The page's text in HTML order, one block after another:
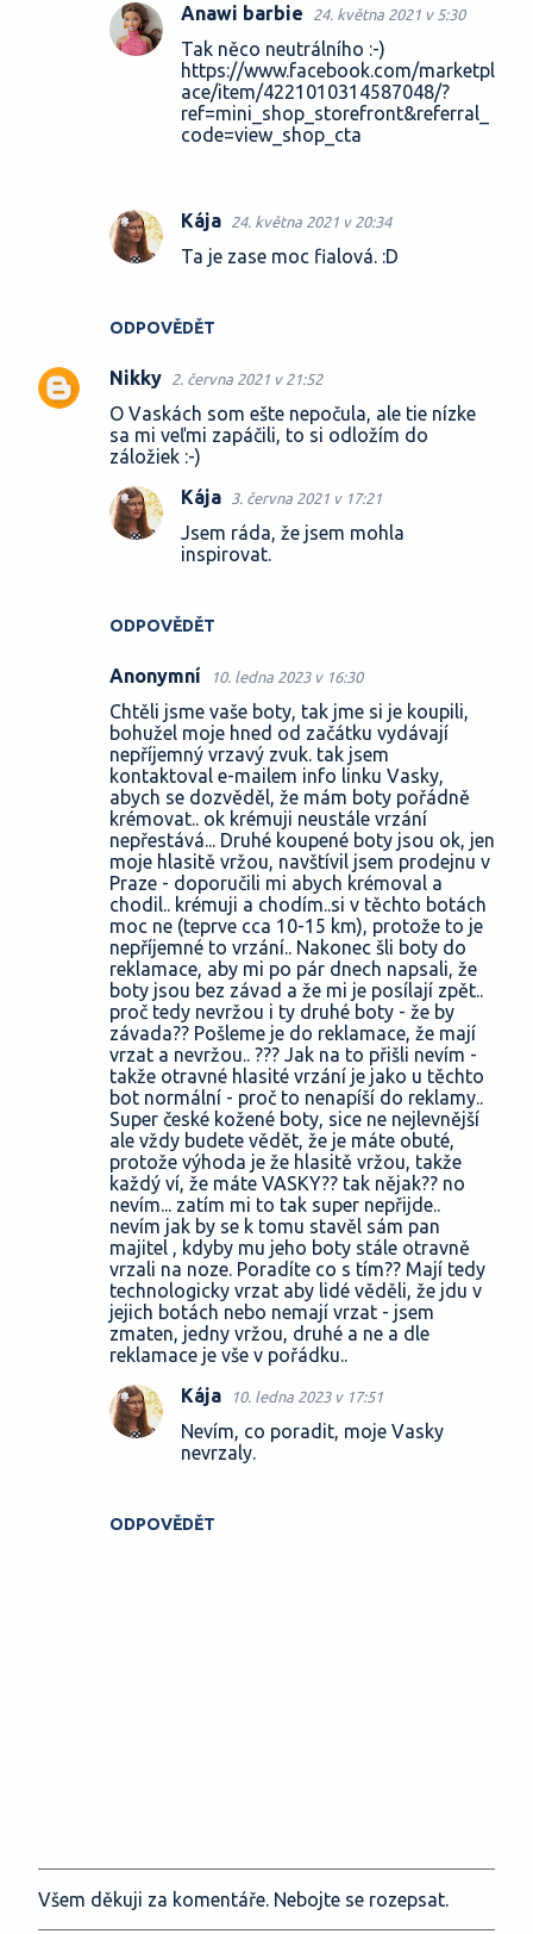
ODPOVĚDĚT
Anawi barbie 24. května 2021 v 5:30
Tak něco neutrálního :-)
https://www.facebook.com/marketpl
ace/item/4221010314587048/?
ref=mini_shop_storefront&referral_
code=view_shop_cta
Kája 24. května 2021 v 20:34
Ta je zase moc fialová. :D
Nikky 2. června 2021 v 21:52
O Vaskách som ešte nepočula, ale tie nízke
sa mi veľmi zapáčili, to si odložím do
záložiek :-)
ODPOVĚDĚT
Kája 3. června 2021 v 17:21
Jsem ráda, že jsem mohla
inspirovat.
Anonymní 10. ledna 2023 v 16:30
Chtěli jsme vaše boty, tak jme si je koupili,
bohužel moje hned od začátku vydávají
nepříjemný vrzavý zvuk. tak jsem
kontaktoval e-mailem info linku Vasky,
abych se dozvěděl, že mám boty pořádně
krémovat.. ok krémuji neustále vrzání
nepřestává... Druhé koupené boty jsou ok, jen
moje hlasitě vržou, navštívil jsem prodejnu v
Praze - doporučili mi abych krémoval a
chodil.. krémuji a chodím..si v těchto botách
moc ne (teprve cca 10-15 km), protože to je
nepříjemné to vrzání.. Nakonec šli boty do
reklamace, aby mi po pár dnech napsali, že
boty jsou bez závad a že mi je posílají zpět..
proč tedy nevržou i ty druhé boty - že by
závada?? Pošleme je do reklamace, že mají
vrzat a nevržou.. ??? Jak na to přišli nevím -
takže otravné hlasité vrzání je jako u těchto
bot normální - proč to nenapíší do reklamy..
Super české kožené boty, sice ne nejlevnější
ale vždy budete vědět, že je máte obuté,
protože výhoda je že hlasitě vržou, takže
každý ví, že máte VASKY?? tak nějak?? no
nevím... zatím mi to tak super nepřijde..
nevím jak by se k tomu stavěl sám pan
majitel , kdyby mu jeho boty stále otravně
vrzali na noze. Poradíte co s tím?? Mají tedy
technologicky vrzat aby lidé věděli, že jdu v
jejich botách nebo nemají vrzat - jsem
zmaten, jedny vržou, druhé a ne a dle
reklamace je vše v pořádku..
ODPOVĚDĚT
Kája 10. ledna 2023 v 17:51
Nevím, co poradit, moje Vasky
nevrzaly.
O
k
Všem děkuji za komentáře. Nebojte se rozepsat.